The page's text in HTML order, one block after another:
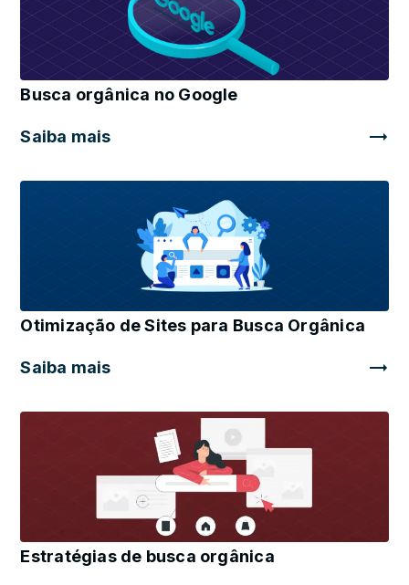
Busca orgânica no Google
Saiba mais
Otimização de Sites para Busca Orgânica
Saiba mais
Estratégias de busca orgânica